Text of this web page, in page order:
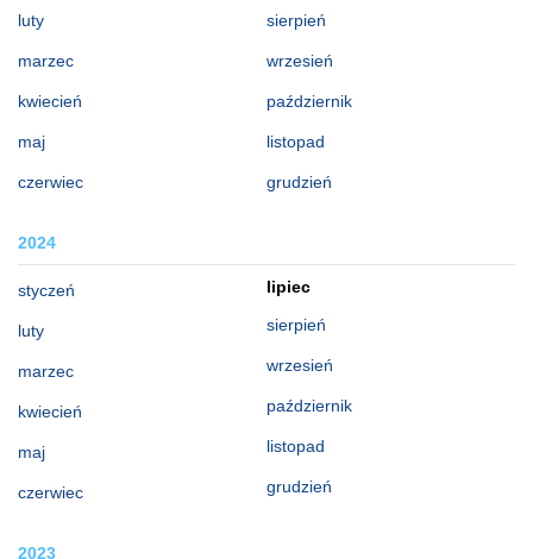
luty
marzec
kwiecień
maj
czerwiec
sierpień
wrzesień
październik
listopad
grudzień
2024
styczeń
luty
marzec
kwiecień
maj
czerwiec
lipiec
sierpień
wrzesień
październik
listopad
grudzień
2023